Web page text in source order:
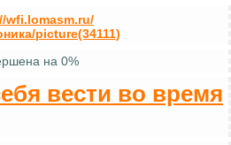
wfi.lomasm.ru/
picture(34111)
на 0%
вести во время